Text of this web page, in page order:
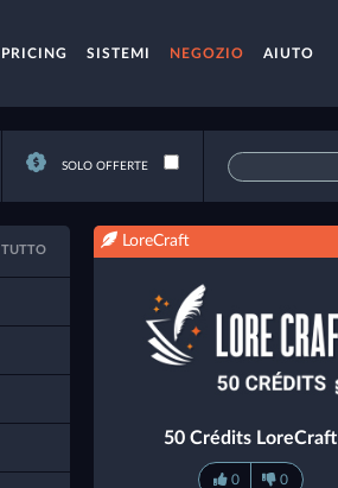
PRICING SISTEMI NEGOZIO AIUTO
SOLO OFFERTE
TUTTO
LoreCraft
50 Crédits LoreCraft
0 0